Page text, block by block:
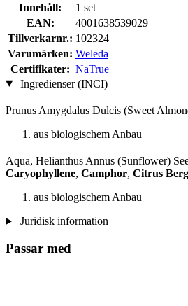
Innehåll:
1 set
EAN:
4001638539029
Tillverkarnr.: 102324
Varumärken: Weleda
Certifikater: NaTrue
Ingredienser (INCI)
Prunus Amygdalus Dulcis (Sweet
aus biologischem Anbau
Aqua, Helianthus Annus (Sunflower)
Caryophyllene, Camphor, Citrus
aus biologischem Anbau
Juridisk information
Passar med